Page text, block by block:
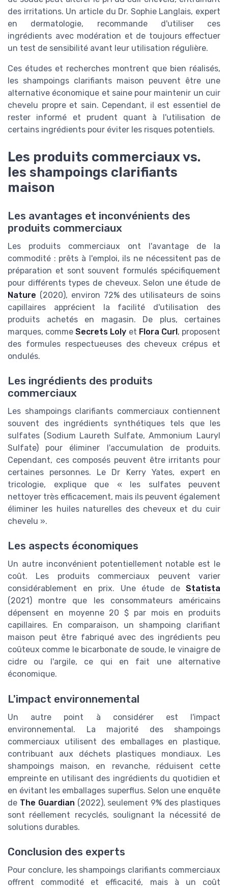
des irritations. Un article du Dr. Sophie Langlais, expert
en dermatologie, recommande d'utiliser ces
ingrédients avec modération et de toujours effectuer
un test de sensibilité avant leur utilisation régulière.
Ces études et recherches montrent que bien réalisés,
les shampoings clarifiants maison peuvent être une
alternative économique et saine pour maintenir un cuir
chevelu propre et sain. Cependant, il est essentiel de
rester informé et prudent quant à l'utilisation de
certains ingrédients pour éviter les risques potentiels.
Les produits commerciaux vs.
les shampoings clarifiants
maison
Les avantages et inconvénients des
produits commerciaux
Les produits commerciaux ont l'avantage de la
commodité : prêts à l'emploi, ils ne nécessitent pas de
préparation et sont souvent formulés spécifiquement
pour différents types de cheveux. Selon une étude de
Nature (2020), environ 72% des utilisateurs de soins
capillaires apprécient la facilité d'utilisation des
produits achetés en magasin. De plus, certaines
marques, commeSecrets Loly et Flora Curl, proposent
des formules respectueuses des cheveux crépus et
ondulés.
Les ingrédients des produits
commerciaux
Les shampoings clarifiants commerciaux contiennent
souvent des ingrédients synthétiques tels que les
sulfates (Sodium Laureth Sulfate, Ammonium Lauryl
Sulfate) pour éliminer l'accumulation de produits.
Cependant, ces composés peuvent être irritants pour
certaines personnes. Le Dr Kerry Yates, expert en
tricologie, explique que « les sulfates peuvent
nettoyer très efficacement, mais ils peuvent également
éliminer les huiles naturelles des cheveux et du cuir
chevelu ».
Les aspects économiques
Un autre inconvénient potentiellement notable est le
coût. Les produits commerciaux peuvent varier
considérablement en prix. Une étude de Statista
(2021) montre que les consommateurs américains
dépensent en moyenne 20 $ par mois en produits
capillaires. En comparaison, un shampoing clarifiant
maison peut être fabriqué avec des ingrédients peu
coûteux comme le bicarbonate de soude, le vinaigre de
cidre ou l'argile, ce qui en fait une alternative
économique.
L'impact environnemental
Un autre point à considérer est l'impact
environnemental. La majorité des shampoings
commerciaux utilisent des emballages en plastique,
contribuant aux déchets plastiques mondiaux. Les
shampoings maison, en revanche, réduisent cette
empreinte en utilisant des ingrédients du quotidien et
en évitant les emballages superflus. Selon une enquête
de The Guardian (2022), seulement 9% des plastiques
sont réellement recyclés, soulignant la nécessité de
solutions durables.
Conclusion des experts
Pour conclure, les shampoings clarifiants commerciaux
offrent commodité et efficacité, mais à un coût